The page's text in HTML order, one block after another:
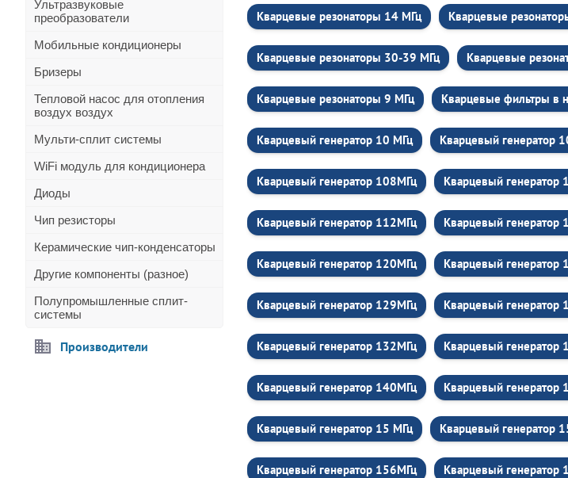
Ультразвуковые
преобразователи
Мобильные кондиционеры
Бризеры
Тепловой насос для отопления
воздух воздух
Мульти-сплит системы
WiFi модуль для кондиционера
Диоды
Чип резисторы
Керамические чип-конденсаторы
Другие компоненты (разное)
Полупромышленные сплит-
системы
Производители
Кварцевые резонаторы 14 МГц Кварцевые
Кварцевые резонаторы 30-39 МГц Кварцевые
Кварцевые резонаторы 9 МГц Кварцевые фильтры в
Кварцевый генератор 10 МГц Кварцевый генератор
Кварцевый генератор 108МГц Кварцевый генератор
Кварцевый генератор 112МГц Кварцевый генератор
Кварцевый генератор 120МГц Кварцевый генератор
Кварцевый генератор 129МГц Кварцевый генератор
Кварцевый генератор 132МГц Кварцевый генератор
Кварцевый генератор 140МГц Кварцевый генератор
Кварцевый генератор 15 МГц Кварцевый генератор
Кварцевый генератор 156МГц Кварцевый генератор